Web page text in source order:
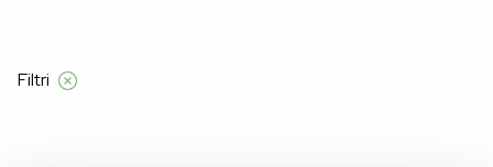
Filtri